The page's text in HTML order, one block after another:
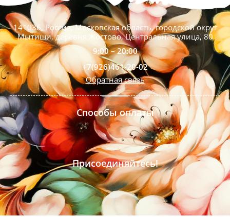
141036, Россия, Московская область, городской округ
Мытищи, деревня Жостово, Центральная улица, 80
9:00 – 20:00
+7(926)461-20-02
Обратная связь
Способы оплаты
Присоединяйтесь!